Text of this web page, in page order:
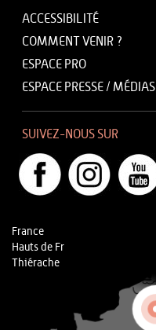
ACCESSIBILITÉ
COMMENT VENIR ?
ESPACE PRO
ESPACE PRESSE / MÉDIAS
SUIVEZ-NOUS SUR
France
Hauts de Fr
Thiérache